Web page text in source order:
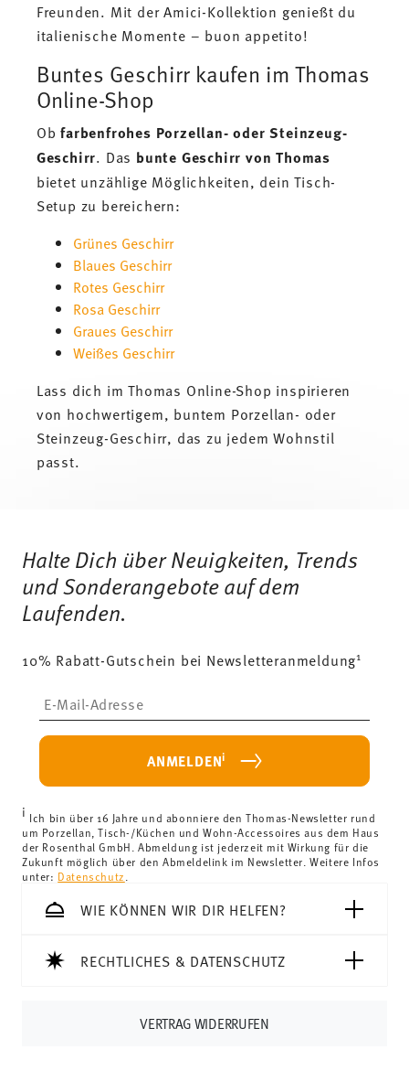
Freunden. Mit der Amici-Kollektion genießt du
italienische Momente – buon appetito!
Buntes Geschirr kaufen im Thomas
Online-Shop
Obfarbenfrohes Porzellan- oder Steinzeug-
Geschirr. Das bunte Geschirr von Thomas
bietet unzählige Möglichkeiten, dein Tisch-
Setup zu bereichern:
Grünes Geschirr
Blaues Geschirr
Rotes Geschirr
Rosa Geschirr
Graues Geschirr
Weißes Geschirr
Lass dich im Thomas Online-Shop inspirieren
von hochwertigem, buntem Porzellan- oder
Steinzeug-Geschirr, das zu jedem Wohnstil
passt.
Halte Dich über Neuigkeiten, Trends
und Sonderangebote auf dem
Laufenden.
10% Rabatt-Gutschein bei Newsletteranmeldung1
ANMELDENi
i Ich bin über 16 Jahre und abonniere den Thomas-Newsletter rund
um Porzellan, Tisch-/Küchen und Wohn-Accessoires aus dem Haus
der Rosenthal GmbH. Abmeldung ist jederzeit mit Wirkung für die
Zukunft möglich über den Abmeldelink im Newsletter. Weitere Infos
unter: Datenschutz.
WIE KÖNNEN WIR DIR HELFEN?
RECHTLICHES & DATENSCHUTZ
VERTRAG WIDERRUFEN